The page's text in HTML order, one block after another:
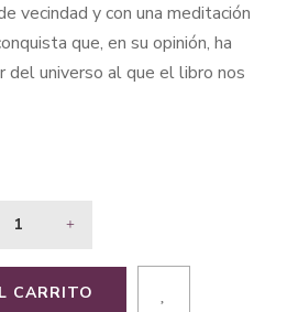
vecindad y con una meditación
que, en su opinión, ha
universo al que el libro nos
CARRITO